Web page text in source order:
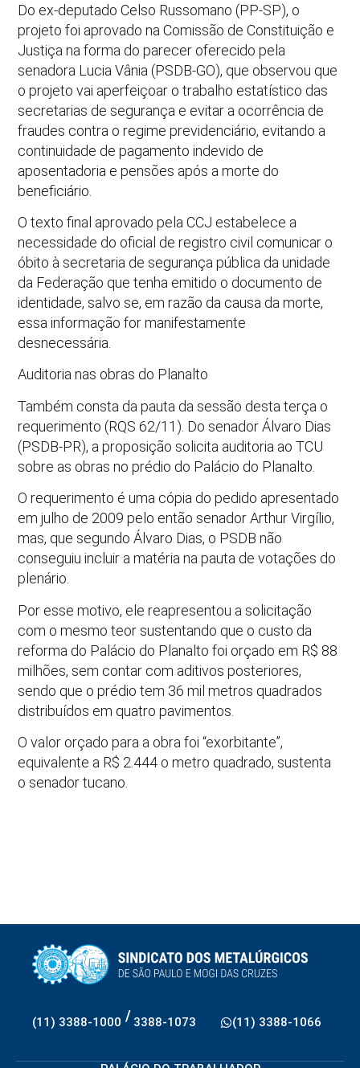
Do ex-deputado Celso Russomano (PP-SP), o
projeto foi aprovado na Comissão de Constituição e
Justiça na forma do parecer oferecido pela
senadora Lucia Vânia (PSDB-GO), que observou que
o projeto vai aperfeiçoar o trabalho estatístico das
secretarias de segurança e evitar a ocorrência de
fraudes contra o regime previdenciário, evitando a
continuidade de pagamento indevido de
aposentadoria e pensões após a morte do
beneficiário.
O texto final aprovado pela CCJ estabelece a
necessidade do oficial de registro civil comunicar o
óbito à secretaria de segurança pública da unidade
da Federação que tenha emitido o documento de
identidade, salvo se, em razão da causa da morte,
essa informação for manifestamente
desnecessária.
Auditoria nas obras do Planalto
Também consta da pauta da sessão desta terça o
requerimento (RQS 62/11). Do senador Álvaro Dias
(PSDB-PR), a proposição solicita auditoria ao TCU
sobre as obras no prédio do Palácio do Planalto.
O requerimento é uma cópia do pedido apresentado
em julho de 2009 pelo então senador Arthur Virgílio,
mas, que segundo Álvaro Dias, o PSDB não
conseguiu incluir a matéria na pauta de votações do
plenário.
Por esse motivo, ele reapresentou a solicitação
com o mesmo teor sustentando que o custo da
reforma do Palácio do Planalto foi orçado em R$ 88
milhões, sem contar com aditivos posteriores,
sendo que o prédio tem 36 mil metros quadrados
distribuídos em quatro pavimentos.
O valor orçado para a obra foi “exorbitante”,
equivalente a R$ 2.444 o metro quadrado, sustenta
o senador tucano.
(11) 3388-1000 / 3388-1073 (11) 3388-1066